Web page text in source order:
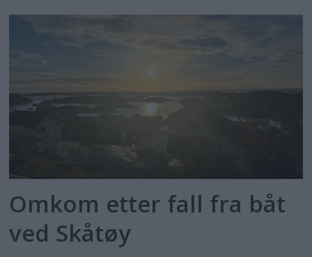
Omkom etter fall fra båt
ved Skåtøy